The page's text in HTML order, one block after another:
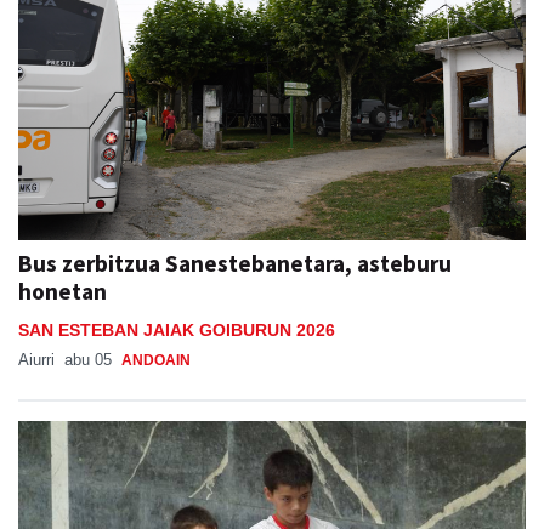
Bus zerbitzua Sanestebanetara, asteburu
honetan
SAN ESTEBAN JAIAK GOIBURUN 2026
Aiurri abu 05 ANDOAIN